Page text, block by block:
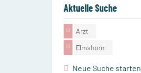
Aktuelle Suche
Arzt
Elmshorn
Neue Suche starten